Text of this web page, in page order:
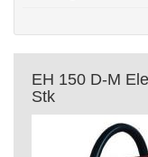
EH 150 D-M
Stk